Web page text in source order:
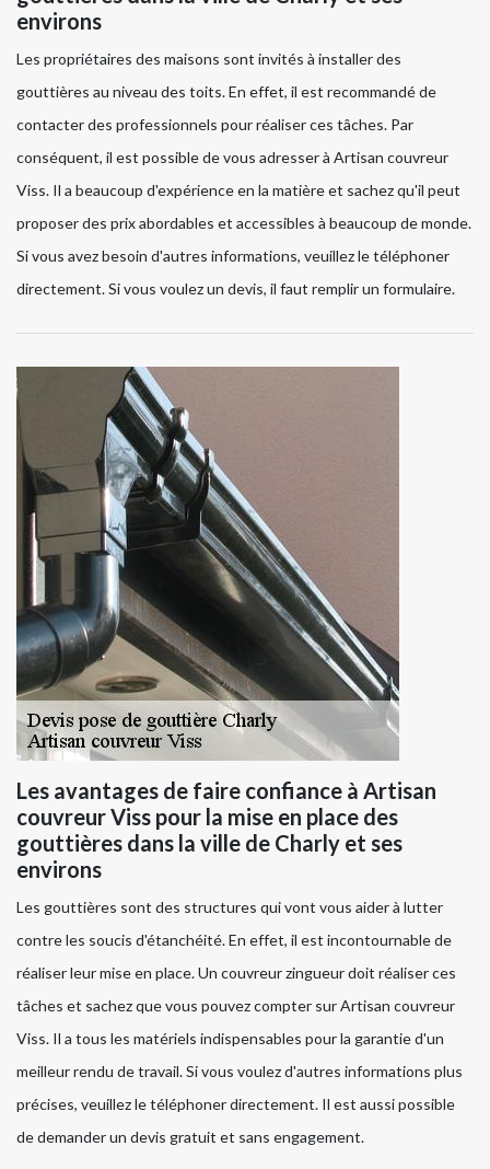
environs
Les propriétaires des maisons sont invités à installer des
gouttières au niveau des toits. En effet, il est recommandé de
contacter des professionnels pour réaliser ces tâches. Par
conséquent, il est possible de vous adresser à Artisan couvreur
Viss. Il a beaucoup d'expérience en la matière et sachez qu'il peut
proposer des prix abordables et accessibles à beaucoup de monde.
Si vous avez besoin d'autres informations, veuillez le téléphoner
directement. Si vous voulez un devis, il faut remplir un formulaire.
Les avantages de faire confiance à Artisan
couvreur Viss pour la mise en place des
gouttières dans la ville de Charly et ses
environs
Les gouttières sont des structures qui vont vous aider à lutter
contre les soucis d'étanchéité. En effet, il est incontournable de
réaliser leur mise en place. Un couvreur zingueur doit réaliser ces
tâches et sachez que vous pouvez compter sur Artisan couvreur
Viss. Il a tous les matériels indispensables pour la garantie d'un
meilleur rendu de travail. Si vous voulez d'autres informations plus
précises, veuillez le téléphoner directement. Il est aussi possible
de demander un devis gratuit et sans engagement.